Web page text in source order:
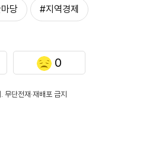
당 #지역경제
0
단전재·재배포 금지